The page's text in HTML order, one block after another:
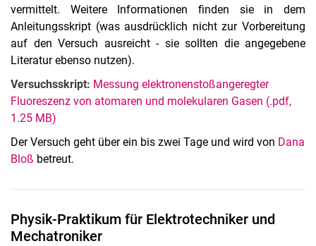
vermittelt. Weitere Informationen finden sie in dem
Anleitungsskript (was ausdrücklich nicht zur Vorbereitung
auf den Versuch ausreicht - sie sollten die angegebene
Literatur ebenso nutzen).
Versuchsskript: Messung elektronenstoßangeregter
Fluoreszenz von atomaren und molekularen Gasen (.pdf,
1.25 MB)
Der Versuch geht über ein bis zwei Tage und wird von Dana
Bloß betreut.
Physik-Praktikum für Elektrotechniker und
Mechatroniker